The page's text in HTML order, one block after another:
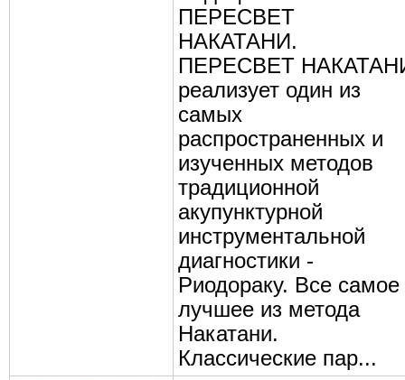
ПЕРЕСВЕТ
НАКАТАНИ.
ПЕРЕСВЕТ
реализует один из
самых
распространенных и
изученных методов
традиционной
акупунктурной
инструментальной
диагностики -
Риодораку. Все самое
лучшее из метода
Накатани.
Классические пар...